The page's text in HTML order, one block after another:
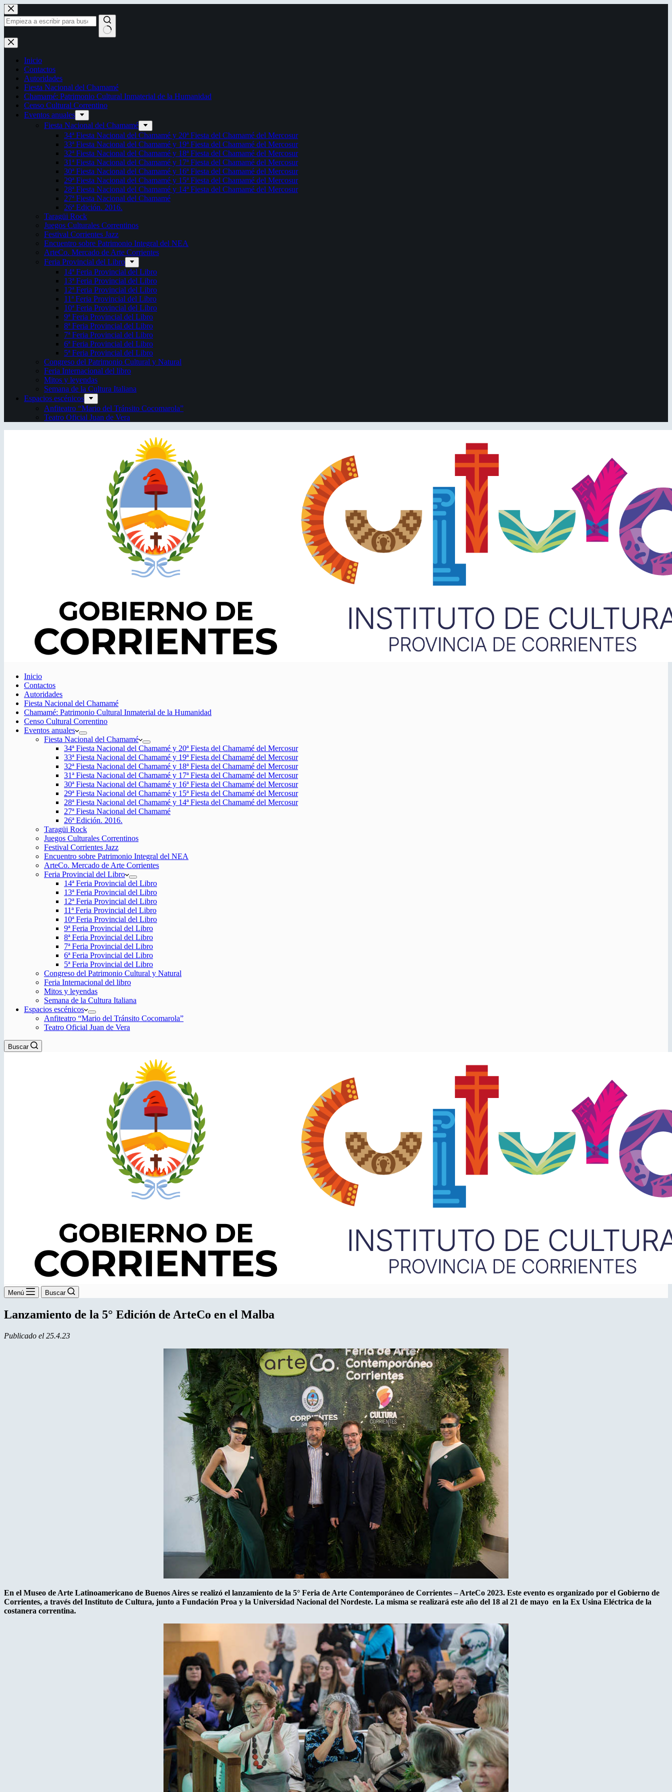
Saltar
al
contenido
Sin
resultados
Inicio
Contactos
Autoridades
Fiesta Nacional del Chamamé
Chamamé: Patrimonio Cultural Inmaterial de la Humanidad
Censo Cultural Correntino
Eventos anuales
Fiesta Nacional del Chamamé
34ª Fiesta Nacional del Chamamé y 20ª Fiesta del Chamamé del Mercosur
33ª Fiesta Nacional del Chamamé y 19ª Fiesta del Chamamé del Mercosur
32ª Fiesta Nacional del Chamamé y 18ª Fiesta del Chamamé del Mercosur
31ª Fiesta Nacional del Chamamé y 17ª Fiesta del Chamamé del Mercosur
30ª Fiesta Nacional del Chamamé y 16ª Fiesta del Chamamé del Mercosur
29ª Fiesta Nacional del Chamamé y 15ª Fiesta del Chamamé del Mercosur
28ª Fiesta Nacional del Chamamé y 14ª Fiesta del Chamamé del Mercosur
27ª Fiesta Nacional del Chamamé
26ª Edición. 2016.
Taragüi Rock
Juegos Culturales Correntinos
Festival Corrientes Jazz
Encuentro sobre Patrimonio Integral del NEA
ArteCo. Mercado de Arte Corrientes
Feria Provincial del Libro
14ª Feria Provincial del Libro
13ª Feria Provincial del Libro
12ª Feria Provincial del Libro
11ª Feria Provincial del Libro
10ª Feria Provincial del Libro
9ª Feria Provincial del Libro
8ª Feria Provincial del Libro
7ª Feria Provincial del Libro
6ª Feria Provincial del Libro
5ª Feria Provincial del Libro
Congreso del Patrimonio Cultural y Natural
Feria Internacional del libro
Mitos y leyendas
Semana de la Cultura Italiana
Espacios escénicos
Anfiteatro “Mario del Tránsito Cocomarola”
Teatro Oficial Juan de Vera
Inicio
Contactos
Autoridades
Fiesta Nacional del Chamamé
Chamamé: Patrimonio Cultural Inmaterial de la Humanidad
Censo Cultural Correntino
Eventos anuales
Fiesta Nacional del Chamamé
34ª Fiesta Nacional del Chamamé y 20ª Fiesta del Chamamé del Mercosur
33ª Fiesta Nacional del Chamamé y 19ª Fiesta del Chamamé del Mercosur
32ª Fiesta Nacional del Chamamé y 18ª Fiesta del Chamamé del Mercosur
31ª Fiesta Nacional del Chamamé y 17ª Fiesta del Chamamé del Mercosur
30ª Fiesta Nacional del Chamamé y 16ª Fiesta del Chamamé del Mercosur
29ª Fiesta Nacional del Chamamé y 15ª Fiesta del Chamamé del Mercosur
28ª Fiesta Nacional del Chamamé y 14ª Fiesta del Chamamé del Mercosur
27ª Fiesta Nacional del Chamamé
26ª Edición. 2016.
Taragüi Rock
Juegos Culturales Correntinos
Festival Corrientes Jazz
Encuentro sobre Patrimonio Integral del NEA
ArteCo. Mercado de Arte Corrientes
Feria Provincial del Libro
14ª Feria Provincial del Libro
13ª Feria Provincial del Libro
12ª Feria Provincial del Libro
11ª Feria Provincial del Libro
10ª Feria Provincial del Libro
9ª Feria Provincial del Libro
8ª Feria Provincial del Libro
7ª Feria Provincial del Libro
6ª Feria Provincial del Libro
5ª Feria Provincial del Libro
Congreso del Patrimonio Cultural y Natural
Feria Internacional del libro
Mitos y leyendas
Semana de la Cultura Italiana
Espacios escénicos
Anfiteatro “Mario del Tránsito Cocomarola”
Teatro Oficial Juan de Vera
Buscar
Menú Buscar
Lanzamiento de la 5° Edición de ArteCo en el Malba
Publicado el 25.4.23
En el Museo de Arte Latinoamericano de Buenos Aires se realizó el lanzamiento de la 5° Feria de Arte Contemporáneo de Corrientes – ArteCo 2023. Este evento es organizado por el Gobierno de
Corrientes, a través del Instituto de Cultura, junto a Fundación Proa y la Universidad Nacional del Nordeste. La misma se realizará este año del 18 al 21 de mayo en la Ex Usina Eléctrica de la
costanera correntina.